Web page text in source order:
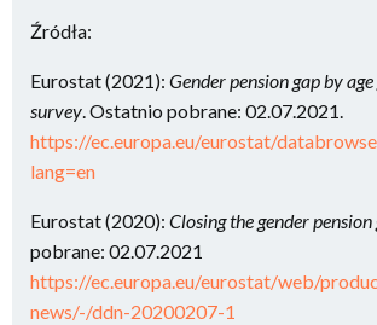
Źródła:
Eurostat (2021): Gender pension gap by
survey. Ostatnio pobrane: 02.07.2021.
https://ec.europa.eu/eurostat/
lang=en
Eurostat (2020): Closing the gender pension
pobrane: 02.07.2021
https://ec.europa.eu/eurostat/web/
news/-/ddn-20200207-1